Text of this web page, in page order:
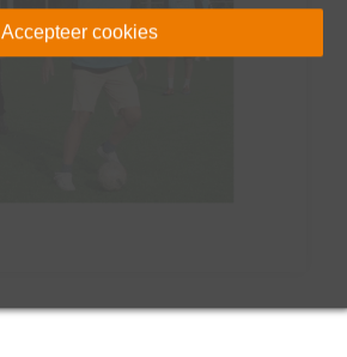
Accepteer cookies